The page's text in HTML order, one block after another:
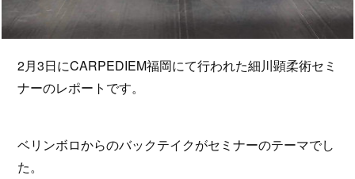
2月3日にCARPEDIEM福岡にて行われた細川顕柔術セミ
ナーのレポートです。
ベリンボロからのバックテイクがセミナーのテーマでし
た。